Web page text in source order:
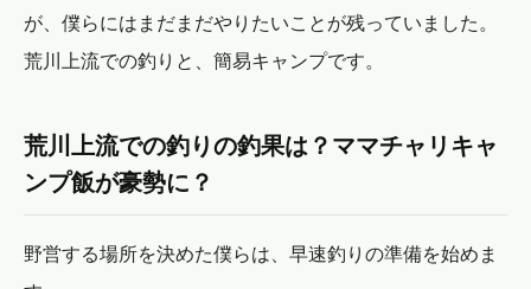
が、僕らにはまだまだやりたいことが残っていました。
荒川上流での釣りと、簡易キャンプです。
荒川上流での釣りの釣果は？ママチャリキャ
ンプ飯が豪勢に？
野営する場所を決めた僕らは、早速釣りの準備を始めま